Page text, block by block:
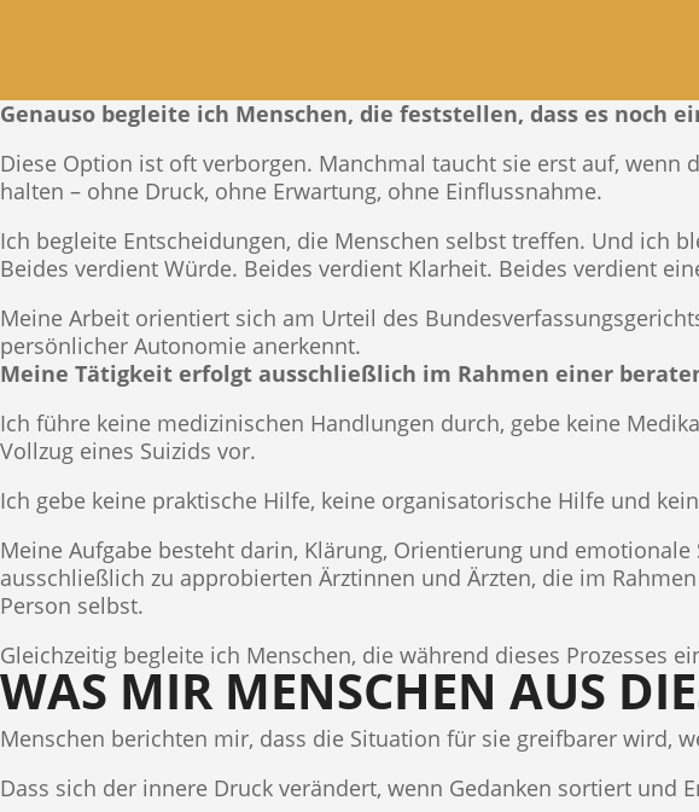
Genauso begleite ich Menschen, die feststellen, dass es noch
Diese Option ist oft verborgen. Manchmal taucht sie erst auf, wenn
halten – ohne Druck, ohne Erwartung, ohne Einflussnahme.
Ich begleite Entscheidungen, die Menschen selbst treffen. Und ich
Beides verdient Würde. Beides verdient Klarheit. Beides verdient
Meine Arbeit orientiert sich am Urteil des
persönlicher Autonomie anerkennt.
Meine Tätigkeit erfolgt ausschließlich im Rahmen einer
Ich führe keine medizinischen Handlungen durch, gebe keine
Vollzug eines Suizids vor.
Ich gebe keine praktische Hilfe, keine organisatorische Hilfe und
Meine Aufgabe besteht darin, Klärung, Orientierung und
ausschließlich zu approbierten Ärztinnen und Ärzten, die im
Person selbst.
Gleichzeitig begleite ich Menschen, die während dieses Prozesses
WAS MIR MENSCHEN AUS
Menschen berichten mir, dass die Situation für sie greifbarer wird,
Dass sich der innere Druck verändert, wenn Gedanken sortiert und